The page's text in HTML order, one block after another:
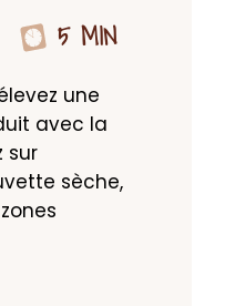
5 MIN
une
avec la
sur
sèche,